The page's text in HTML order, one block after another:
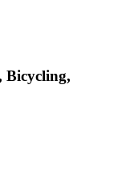
Bicycling,